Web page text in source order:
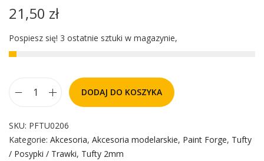
21,50 zł
Pospiesz się! 3 ostatnie sztuki w magazynie,
DODAJ DO KOSZYKA
SKU: PFTU0206
Kategorie: Akcesoria, Akcesoria modelarskie, Paint Forge, Tufty
/ Posypki / Trawki, Tufty 2mm